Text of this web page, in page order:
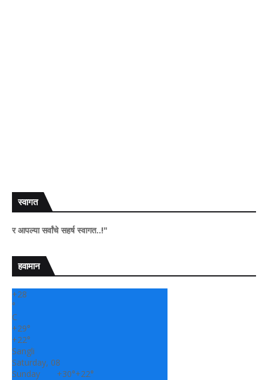
स्वागत
सर्वांचे सहर्ष स्वागत..!"
हवामान
+28
°
C
+29°
+22°
Sangli
Saturday, 08
Sunday
+30°+22°